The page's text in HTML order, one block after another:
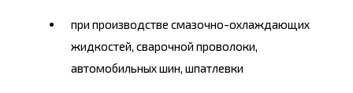
при производстве смазочно-охлаждающих
жидкостей, сварочной проволоки,
автомобильных шин, шпатлевки